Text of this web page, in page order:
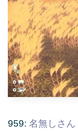
959: 名無しさん